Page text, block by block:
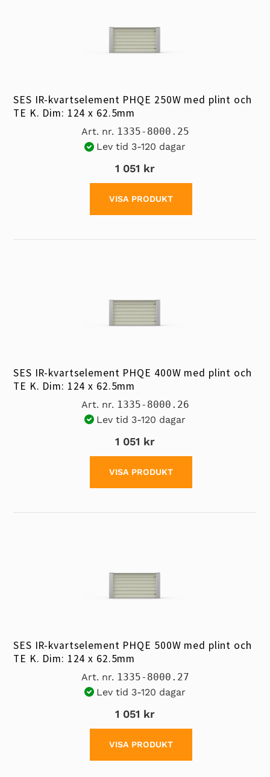
SES IR-kvartselement PHQE 250W med plint och
TE K. Dim: 124 x 62.5mm
Art. nr. 1335-8000.25
Lev tid 3-120 dagar
1 051 kr
VISA PRODUKT
SES IR-kvartselement PHQE 400W med plint och
TE K. Dim: 124 x 62.5mm
Art. nr. 1335-8000.26
Lev tid 3-120 dagar
1 051 kr
VISA PRODUKT
SES IR-kvartselement PHQE 500W med plint och
TE K. Dim: 124 x 62.5mm
Art. nr. 1335-8000.27
Lev tid 3-120 dagar
1 051 kr
VISA PRODUKT